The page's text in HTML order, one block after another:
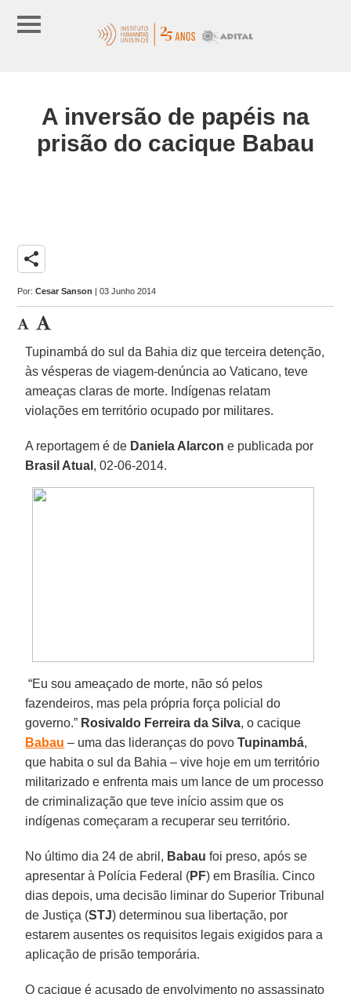
A inversão de papéis na
prisão do cacique Babau
share
Por:Cesar Sanson | 03 Junho 2014
Tupinambá do sul da Bahia diz que terceira detenção,
às vésperas de viagem-denúncia ao Vaticano, teve
ameaças claras de morte. Indígenas relatam
violações em território ocupado por militares.
A reportagem é de Daniela Alarcon e publicada por
Brasil Atual , 02-06-2014.
“Eu sou ameaçado de morte, não só pelos
fazendeiros, mas pela própria força policial do
governo.” Rosivaldo Ferreira da Silva, o cacique
Babau – uma das lideranças do povoTupinambá,
que habita o sul da Bahia – vive hoje em um território
militarizado e enfrenta mais um lance de um processo
de criminalização que teve início assim que os
indígenas começaram a recuperar seu território.
No último dia 24 de abril, Babau foi preso, após se
apresentar à Polícia Federal (PF) em Brasília. Cinco
dias depois, uma decisão liminar do Superior Tribunal
de Justiça (STJ) determinou sua libertação, por
estarem ausentes os requisitos legais exigidos para a
aplicação de prisão temporária.
O cacique é acusado de envolvimento no assassinato